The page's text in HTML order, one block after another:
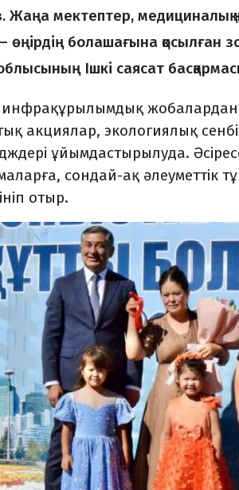
Жа­ңа мектептер,
болашағына қо­сыл­ған
Ішкі саясат
жобалардан
акциялар, экологиялық
ұйымдастырылуда.
сондай-ақ әлеуметтік
отыр.